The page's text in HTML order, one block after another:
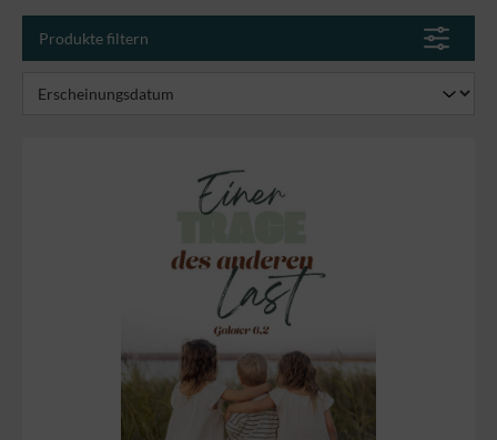
Produkte filtern